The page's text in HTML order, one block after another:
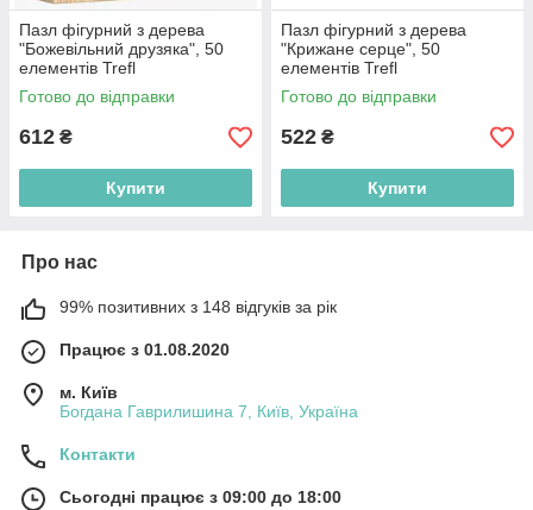
Пазл фігурний з дерева
"Божевільний друзяка", 50
елементів Trefl
(5900511202397)
Готово до відправки
612 ₴
Купити
Пазл фігурний з дерева
"Крижане серце", 50
елементів Trefl
(5900511202830)
Готово до відправки
522 ₴
Купити
Про нас
99% позитивних з 148 відгуків за рік
Працює з 01.08.2020
м. Київ
Богдана Гаврилишина 7, Київ, Україна
Контакти
Сьогодні працює з 09:00 до 18:00